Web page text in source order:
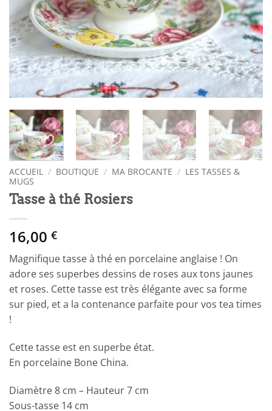
ACCUEIL / BOUTIQUE / MA BROCANTE / LES TASSES &
MUGS
Tasse à thé Rosiers
16,00 €
Magnifique tasse à thé en porcelaine anglaise ! On
adore ses superbes dessins de roses aux tons jaunes
et roses. Cette tasse est très élégante avec sa forme
sur pied, et a la contenance parfaite pour vos tea times
!
Cette tasse est en superbe état.
En porcelaine Bone China.
Diamètre 8 cm – Hauteur 7 cm
Sous-tasse 14 cm